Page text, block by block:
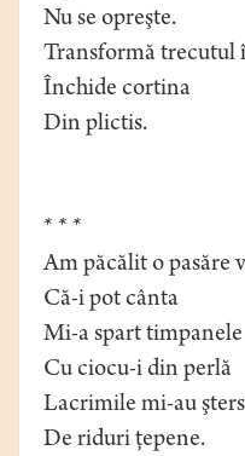
Nu se opreşte.
Transformă trecutul
Închide cortina
Din plictis.
* * *
Am păcălit o pasăre
Că-i pot cânta
Mi-a spart timpanele
Cu ciocu-i din perlă
Lacrimile mi-au
De riduri ţepene.